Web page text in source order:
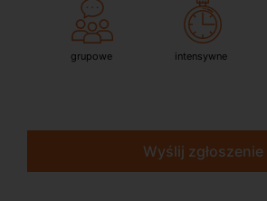
grupowe intensywne
Wyślij zgłoszenie